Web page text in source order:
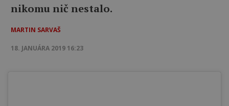
nikomu nič nestalo.
MARTIN SARVAŠ
18. JANUÁRA 2019 16:23